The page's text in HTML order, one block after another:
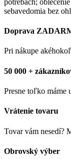
potrebách;
sebavedomia bez
Doprava
Pri nákupe
50 000 +
Presne toľko máme
Vrátenie tovaru
Tovar vám nesedí?
Obrovský výber